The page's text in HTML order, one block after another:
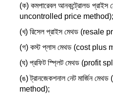
(ক) কমপারেবল আনকন্ট্রোলড
uncontrolled price method);
(খ) রিসেল প্রাইস মেথড (resale
(গ) কস্ট প্লাস মেথড (cost plus
(ঘ) প্রফিট স্প্লিট মেথড (profit
(ঙ) ট্রানজেকশনাল নেট মার্জিন
method);